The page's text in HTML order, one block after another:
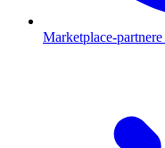
Marketplace-partnere